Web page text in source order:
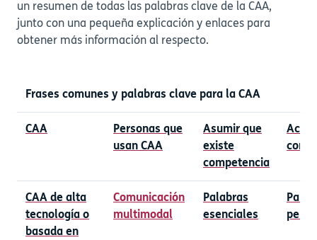
un resumen de todas las palabras clave de la CAA,
junto con una pequeña explicación y enlaces para
obtener más información al respecto.
Frases comunes y palabras clave para la CAA
CAA
Personas que
usan CAA
Asumir que
existe
competencia
CAA de alta
tecnología o
basada en
Comunicación
multimodal
Palabras
esenciales